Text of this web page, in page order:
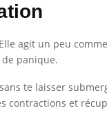
agit un peu
panique.
te laisser
contractions et